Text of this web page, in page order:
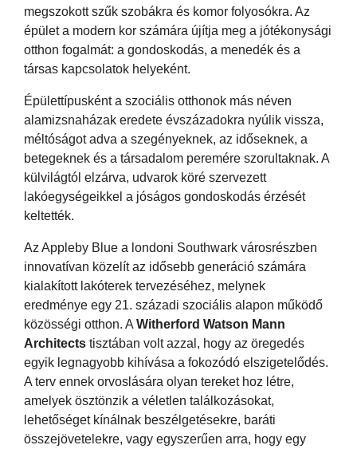
megszokott szűk szobákra és komor folyosókra. Az
épület a modern kor számára újítja meg a jótékonysági
otthon fogalmát: a gondoskodás, a menedék és a
társas kapcsolatok helyeként.
Épülettípusként a szociális otthonok más néven
alamizsnaházak eredete évszázadokra nyúlik vissza,
méltóságot adva a szegényeknek, az időseknek, a
betegeknek és a társadalom peremére szorultaknak. A
külvilágtól elzárva, udvarok köré szervezett
lakóegységeikkel a jóságos gondoskodás érzését
keltették.
Az Appleby Blue a londoni Southwark városrészben
innovatívan közelít az idősebb generáció számára
kialakított lakóterek tervezéséhez, melynek
eredménye egy 21. századi szociális alapon működő
közösségi otthon. A Witherford Watson Mann
Architects tisztában volt azzal, hogy az öregedés
egyik legnagyobb kihívása a fokozódó elszigetelődés.
A terv ennek orvoslására olyan tereket hoz létre,
amelyek ösztönzik a véletlen találkozásokat,
lehetőséget kínálnak beszélgetésekre, baráti
összejövetelekre, vagy egyszerűen arra, hogy egy